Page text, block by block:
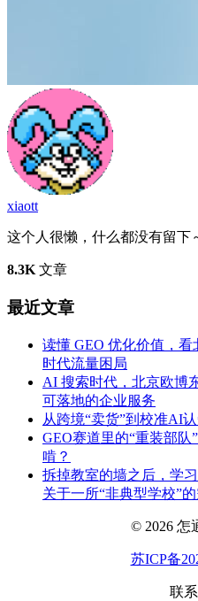
xiaott
这个人很懒，什么都没有留下
8.3K 文章
最近文章
读懂 GEO 优化价值，
时代流量困局
AI 搜索时代，北京欧博
可落地的企业服务
从跨境“卖货”到校准AI
GEO赛道里的“重装部
啃？
拆掉教室的墙之后，学
关于一所“非典型学校”
© 2026 怎
苏ICP备
联